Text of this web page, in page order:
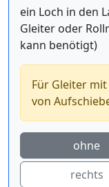
ein Loch in den
Gleiter oder
kann benötigt)
Für Gleiter
von
ohne
rechts